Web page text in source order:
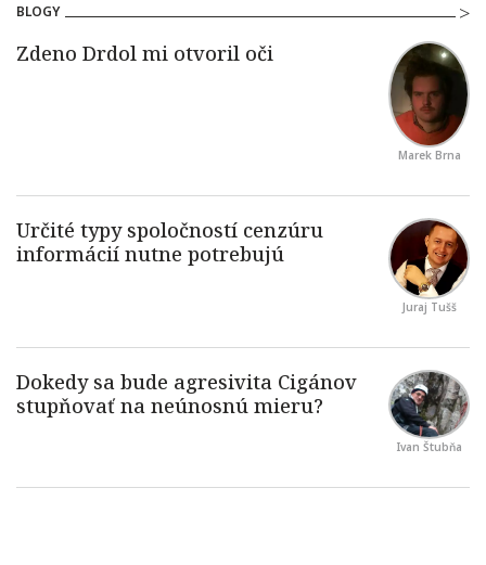
BLOGY
Marek Brna
Juraj Tušš
Ivan Štubňa